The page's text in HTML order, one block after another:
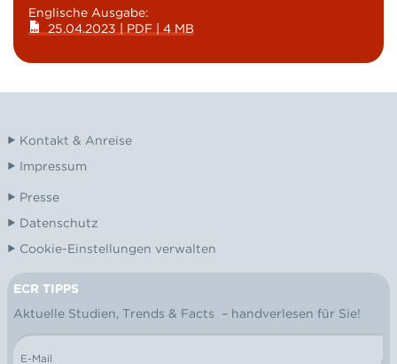
Englische Ausgabe:
25.04.2023 | PDF | 4 MB
Kontakt & Anreise
Impressum
Presse
Datenschutz
Cookie-Einstellungen verwalten
NEWSLETTER
ECR TIPPS
Aktuelle Studien, Trends & Facts – handverlesen für Sie!
E-Mail